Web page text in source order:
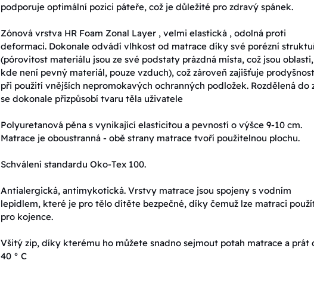
podporuje optimální pozici páteře, což je důležité pro zdravý spánek.
Zónová vrstva HR Foam Zonal Layer , velmi elastická , odolná proti
deformaci. Dokonale odvádí vlhkost od matrace díky své porézní
(pórovitost materiálu jsou ze své podstaty prázdná místa, což jsou oblasti,
kde není pevný materiál, pouze vzduch), což zároveň zajišťuje
při použití vnějších nepromokavých ochranných podložek. Rozdělená do
se dokonale přizpůsobí tvaru těla uživatele
Polyuretanová pěna s vynikající elasticitou a pevností o výšce 9-10 cm.
Matrace je oboustranná - obě strany matrace tvoří použitelnou plochu.
Schválení standardu Oko-Tex 100.
Antialergická, antimykotická. Vrstvy matrace jsou spojeny s vodním
lepidlem, které je pro tělo dítěte bezpečné, díky čemuž lze matraci
pro kojence.
Všitý zip, díky kterému ho můžete snadno sejmout potah matrace a prát
40 ° C